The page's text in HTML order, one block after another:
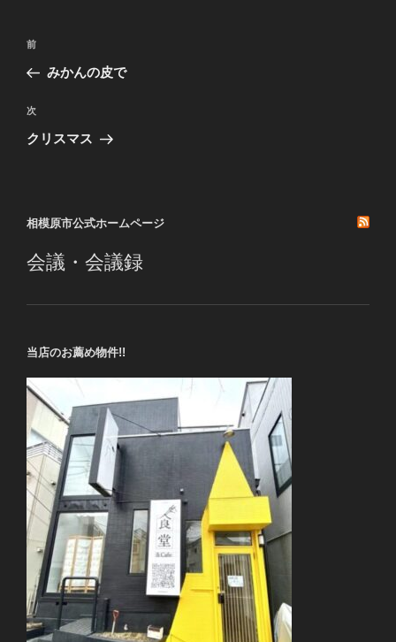
投
ナ
ビ
ゲ
ン
前
の
稿
前
みかんの皮で
次
の
次
クリスマス
相模原市公式ホームページ
会議・会議録
当店のお薦め物件!!